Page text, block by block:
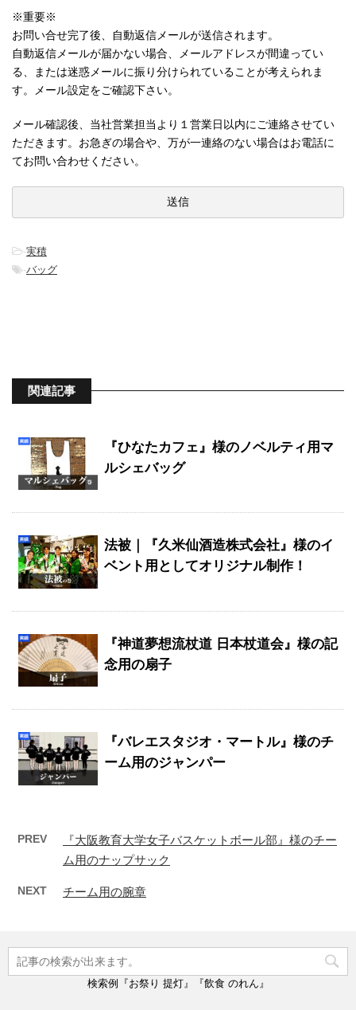
※重要※
お問い合せ完了後、自動返信メールが送信されます。
自動返信メールが届かない場合、メールアドレスが間違ってい
る、または迷惑メールに振り分けられていることが考えられま
す。メール設定をご確認下さい。
メール確認後、当社営業担当より１営業日以内にご連絡させてい
ただきます。お急ぎの場合や、万が一連絡のない場合はお電話に
てお問い合わせください。
-実積
-バッグ
関連記事
『ひなたカフェ』様のノベルティ用マ
ルシェバッグ
法被｜『久米仙酒造株式会社』様のイ
ベント用としてオリジナル制作！
『神道夢想流杖道 日本杖道会』様の記
念用の扇子
『バレエスタジオ・マートル』様のチ
ーム用のジャンパー
PREV
『大阪教育大学女子バスケットボール部』様のチー
ム用のナップサック
NEXT チーム用の腕章
検索例『お祭り 提灯』『飲食 のれん』